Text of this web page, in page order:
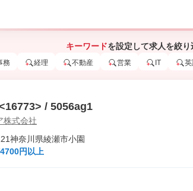
キーワードを設定して求人を絞り
務 経理 不動産 営業 IT
/ 5056ag1
株式会社
神奈川県綾瀬市小園
円以上